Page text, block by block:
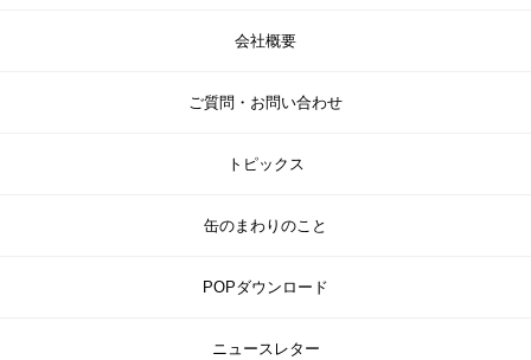
会社概要
ご質問・お問い合わせ
トピックス
缶のまわりのこと
POPダウンロード
ニュースレター